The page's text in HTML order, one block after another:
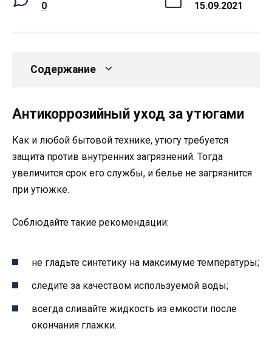
0 15.09.2021
Содержание
Антикоррозийный уход за утюгами
Как и любой бытовой технике, утюгу требуется
защита против внутренних загрязнений. Тогда
увеличится срок его службы, и белье не загрязнится
при утюжке.
Соблюдайте такие рекомендации:
не гладьте синтетику на максимуме температуры;
следите за качеством используемой воды;
всегда сливайте жидкость из емкости после
окончания глажки.